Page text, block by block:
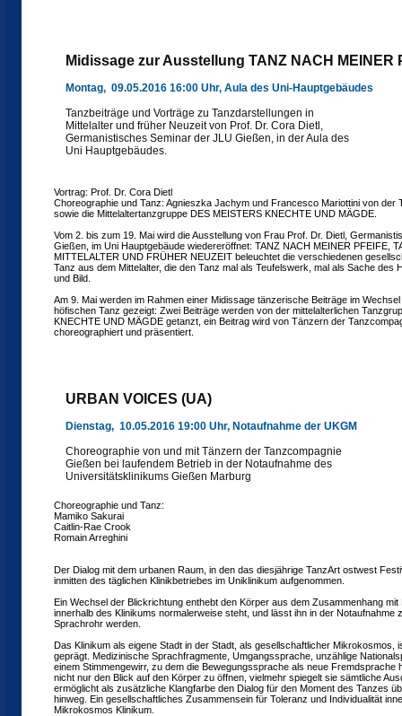
Midissage zur Ausstellung TANZ NACH MEINER
Montag, 09.05.2016 16:00 Uhr, Aula des Uni-Hauptgebäudes
Tanzbeiträge und Vorträge zu Tanzdarstellungen in
Mittelalter und früher Neuzeit von Prof. Dr. Cora Dietl,
Germanistisches Seminar der JLU Gießen, in der Aula des
Uni Hauptgebäudes.
Vortrag: Prof. Dr. Cora Dietl
Choreographie und Tanz: Agnieszka Jachym und Francesco Mariottini von der
sowie die Mittelaltertanzgruppe DES MEISTERS KNECHTE UND MÄGDE.
Vom 2. bis zum 19. Mai wird die Ausstellung von Frau Prof. Dr. Dietl,
Gießen, im Uni Hauptgebäude wiedereröffnet: TANZ NACH MEINER PFEIFE,
MITTELALTER UND FRÜHER NEUZEIT beleuchtet die verschiedenen
Tanz aus dem Mittelalter, die den Tanz mal als Teufelswerk, mal als Sache des
und Bild.
Am 9. Mai werden im Rahmen einer Midissage tänzerische Beiträge im
höfischen Tanz gezeigt: Zwei Beiträge werden von der mittelalterlichen
KNECHTE UND MÄGDE getanzt, ein Beitrag wird von Tänzern der
choreographiert und präsentiert.
URBAN VOICES (UA)
Dienstag, 10.05.2016 19:00 Uhr, Notaufnahme der UKGM
Choreographie von und mit Tänzern der Tanzcompagnie
Gießen bei laufendem Betrieb in der Notaufnahme des
Universitätsklinikums Gießen Marburg
Choreographie und Tanz:
Mamiko Sakurai
Caitlin-Rae Crook
Romain Arreghini
Der Dialog mit dem urbanen Raum, in den das diesjährige TanzArt ostwest
inmitten des täglichen Klinikbetriebes im Uniklinikum aufgenommen.
Ein Wechsel der Blickrichtung enthebt den Körper aus dem Zusammenhang mit
innerhalb des Klinikums normalerweise steht, und lässt ihn in der Notaufnahme
Sprachrohr werden.
Das Klinikum als eigene Stadt in der Stadt, als gesellschaftlicher Mikrokosmos,
geprägt. Medizinische Sprachfragmente, Umgangssprache, unzählige
einem Stimmengewirr, zu dem die Bewegungssprache als neue Fremdsprache
nicht nur den Blick auf den Körper zu öffnen, vielmehr spiegelt sie sämtliche
ermöglicht als zusätzliche Klangfarbe den Dialog für den Moment des Tanzes
hinweg. Ein gesellschaftliches Zusammensein für Toleranz und Individualität
Mikrokosmos Klinikum.